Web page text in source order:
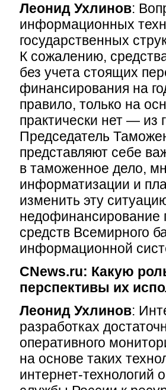
Леонид Ухлинов:
информационных
государственных
К сожалению,
без учета стоящих
финансирования на
правило, только на
практически нет — из
Председатель
представляют себе
в таможенное дело,
информатизации и
изменить эту
недофинансирование
средств Всемирного
информационной
CNews.ru: Какую
перспективы их
Леонид Ухлинов:
разработках
оперативного
на основе таких
интернет-технологий